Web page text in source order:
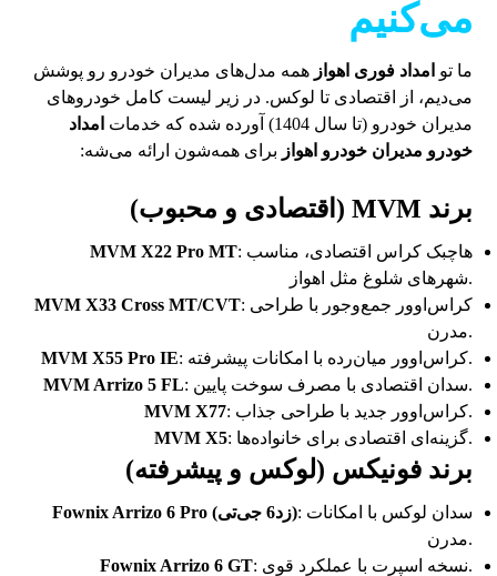
می‌کنیم
ما تو امداد فوری اهواز همه مدل‌های مدیران خودرو رو پوشش
می‌دیم، از اقتصادی تا لوکس. در زیر لیست کامل خودروهای
مدیران خودرو (تا سال 1404) آورده شده که خدمات
امداد
خودرو مدیران خودرو اهواز برای همه‌شون ارائه می‌شه:
برند MVM (اقتصادی و محبوب)
MVM X22 Pro MT: هاچبک کراس اقتصادی، مناسب
شهرهای شلوغ مثل اهواز.
MVM X33 Cross MT/CVT: کراس‌اوور جمع‌وجور با طراحی
مدرن.
MVM X55 Pro IE
: کراس‌اوور میان‌رده با امکانات پیشرفته.
MVM Arrizo 5 FL
: سدان اقتصادی با مصرف سوخت پایین.
MVM X77
: کراس‌اوور جدید با طراحی جذاب.
MVM X5
: گزینه‌ای اقتصادی برای خانواده‌ها.
برند فونیکس (لوکس و پیشرفته)
Fownix Arrizo 6 Pro (زد6 جی‌تی): سدان لوکس با امکانات
مدرن.
Fownix Arrizo 6 GT
: نسخه اسپرت با عملکرد قوی.